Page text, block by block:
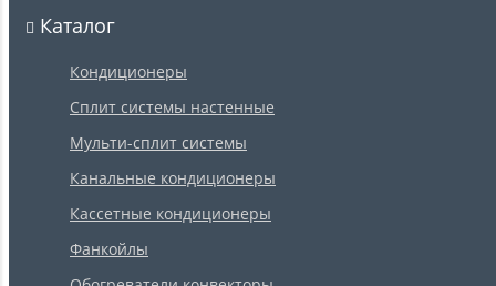
Каталог
Кондиционеры
Сплит системы настенные
Мульти-сплит системы
Канальные кондиционеры
Кассетные кондиционеры
Фанкойлы